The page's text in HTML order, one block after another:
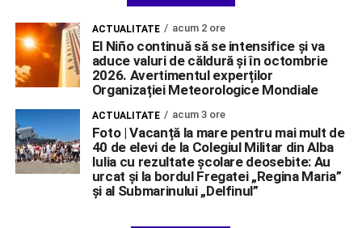
ACTUALITATE acum 2 ore
El Niño continuă să se intensifice și va
aduce valuri de căldură și în octombrie
2026. Avertimentul experților
Organizației Meteorologice Mondiale
ACTUALITATE acum 3 ore
Foto | Vacanță la mare pentru mai mult de
40 de elevi de la Colegiul Militar din Alba
Iulia cu rezultate școlare deosebite: Au
urcat și la bordul Fregatei „Regina Maria”
și al Submarinului „Delfinul”